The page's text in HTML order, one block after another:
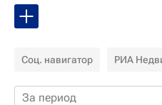
Соц. навигатор РИА
За период